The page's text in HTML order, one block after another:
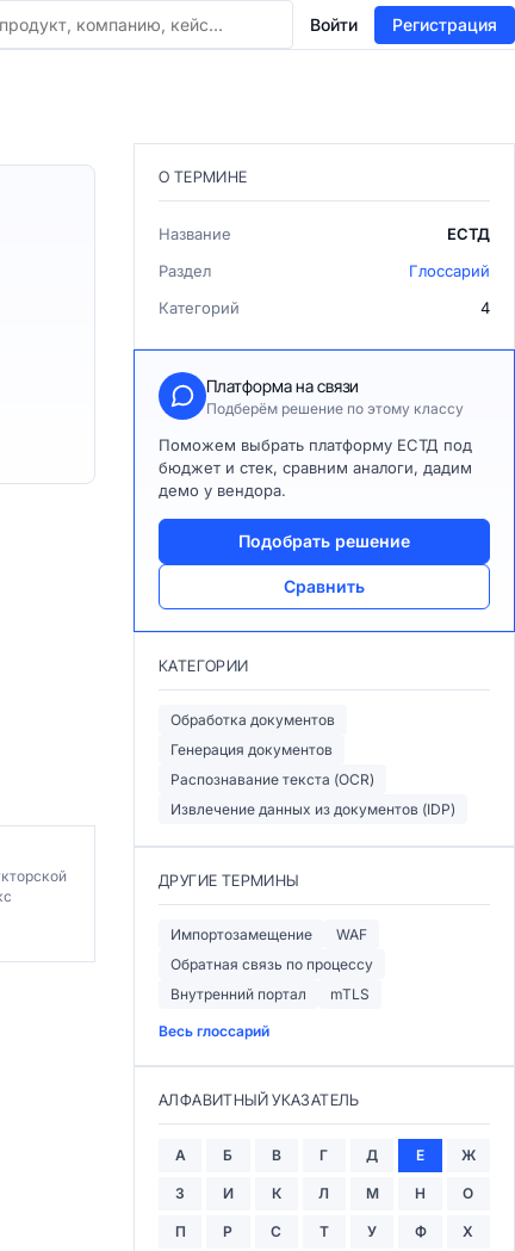
Войти Регистрация
О ТЕРМИНЕ
Название
ЕСТД
Раздел
Глоссарий
Категорий
4
Платформа на связи
Подберём решение по этому классу
Поможем выбрать платформу ЕСТД под
бюджет и стек, сравним аналоги, дадим
демо у вендора.
Подобрать решение
Сравнить
КАТЕГОРИИ
Обработка документов
Генерация документов
Распознавание текста (OCR)
Извлечение данных из документов (IDP)
ДРУГИЕ ТЕРМИНЫ
Импортозамещение
WAF
Обратная связь по процессу
Внутренний портал
mTLS
Весь глоссарий
АЛФАВИТНЫЙ УКАЗАТЕЛЬ
А Б В Г Д Е Ж
З И К Л М Н О
П Р С Т У Ф Х